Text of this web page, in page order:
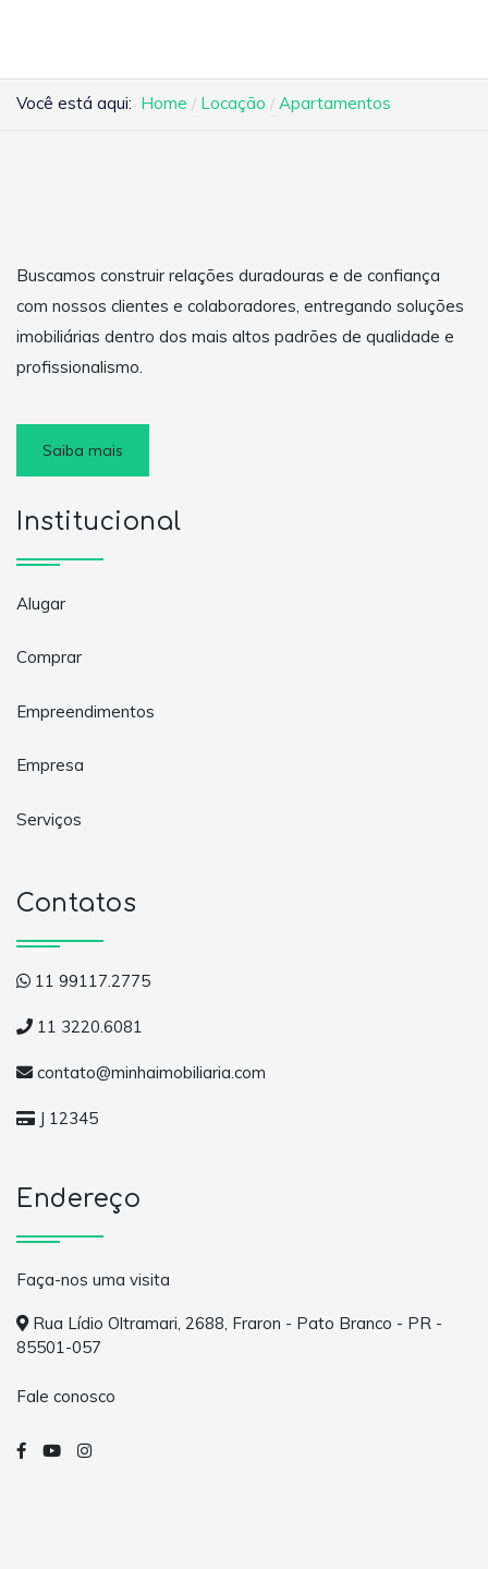
Você está aqui: Home Locação Apartamentos
Buscamos construir relações duradouras e de confiança
com nossos clientes e colaboradores, entregando soluções
imobiliárias dentro dos mais altos padrões de qualidade e
profissionalismo.
Saiba mais
Institucional
Alugar
Comprar
Empreendimentos
Empresa
Serviços
Contatos
11 99117.2775
11 3220.6081
contato@minhaimobiliaria.com
J 12345
Endereço
Faça-nos uma visita
Rua Lídio Oltramari, 2688, Fraron - Pato Branco - PR -
85501-057
Fale conosco